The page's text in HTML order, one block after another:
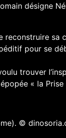
désigne
reconstruire sa
pour se
trouver
« la Prise
©